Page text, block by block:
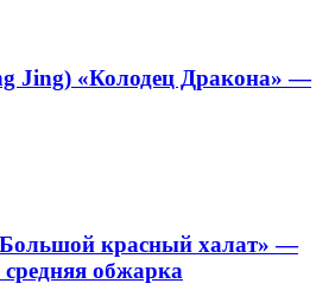
Jing) «Колодец Дракона» —
красный халат» —
обжарка